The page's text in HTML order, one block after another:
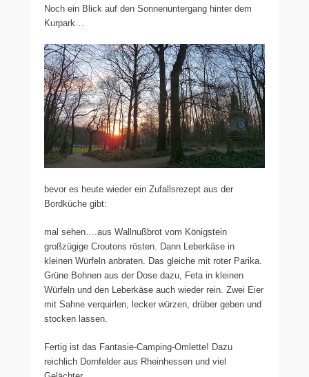
Noch ein Blick auf den Sonnenuntergang hinter dem
Kurpark…
bevor es heute wieder ein Zufallsrezept aus der
Bordküche gibt:
mal sehen….aus Wallnußbrot vom Königstein
großzügige Croutons rösten. Dann Leberkäse in
kleinen Würfeln anbraten. Das gleiche mit roter Parika.
Grüne Bohnen aus der Dose dazu, Feta in kleinen
Würfeln und den Leberkäse auch wieder rein. Zwei Eier
mit Sahne verquirlen, lecker würzen, drüber geben und
stocken lassen.
Fertig ist das Fantasie-Camping-Omlette! Dazu
reichlich Dornfelder aus Rheinhessen und viel